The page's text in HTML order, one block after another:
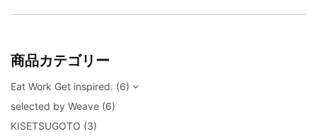
商品カテゴリー
Eat Work Get inspired. (6)
selected by Weave (6)
KISETSUGOTO (3)